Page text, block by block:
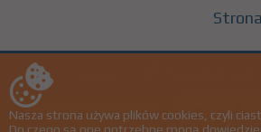
+22 350 00 06
LekSeek ® Polska © 2026
Nasza strona używa plików cookies, czyli